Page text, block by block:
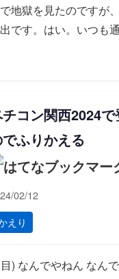
地獄を見たのですが
です。はい。いつも
コン関西2024
ふりかえる
02/12
えり
) なんでやねん なん